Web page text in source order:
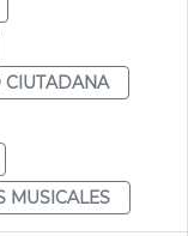
CIUTADANA
MUSICALES